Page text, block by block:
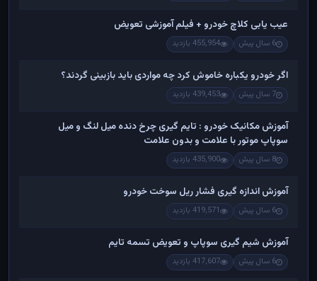
عیب یابی کلاچ خودرو + فیلم آموزشی تعویض
6 سال پیش 455,954 بازدید
اگر خودرو یکباره خاموش کرد چه مواردی باید بازبینی گردند؟
7 سال پیش 439,453 بازدید
آموزش مکانیک خودرو : تایم گیری چرخ دنده میل لنگ و میل
سوپاپ موتور با علامت و بدون علامت
8 سال پیش 435,900 بازدید
آموزش اندازه گیری فشار ریل سوخت خودرو
6 سال پیش 419,571 بازدید
آموزش شیم گیری سوپاپ و تعویض تسمه تایم
6 سال پیش 417,607 بازدید